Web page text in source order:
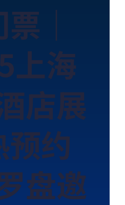
｜
上海
店展
预约
盘邀